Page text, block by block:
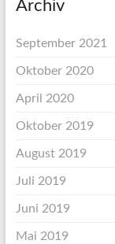
Archiv
September 2021
Oktober 2020
April 2020
Oktober 2019
August 2019
Juli 2019
Juni 2019
Mai 2019